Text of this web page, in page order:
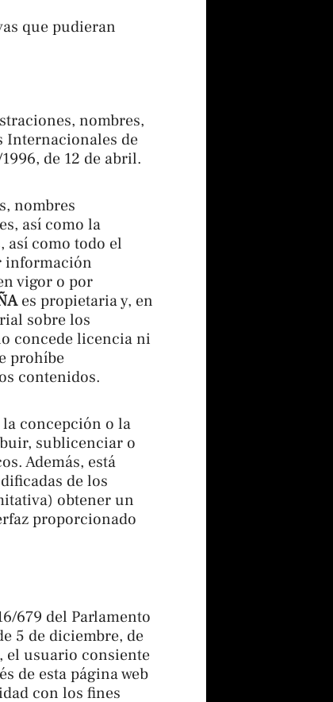
que pudieran
nombres,
Internacionales de
de 12 de abril.
nombres
así como la
así como todo el
información
vigor o por
es propietaria y, en
sobre los
concede licencia ni
prohíbe
contenidos.
concepción o la
sublicenciar o
Además, está
de los
obtener un
proporcionado
679 del Parlamento
5 de diciembre, de
el usuario consiente
de esta página web
con los fines